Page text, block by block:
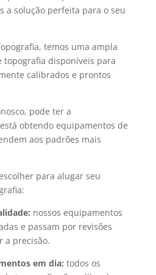
a solução perfeita para o seu
temos uma ampla
topografia disponíveis para
calibrados e prontos
pode ter a
obtendo equipamentos de
aos padrões mais
para alugar seu
:
nossos equipamentos
e passam por revisões
a precisão.
em dia: todos os